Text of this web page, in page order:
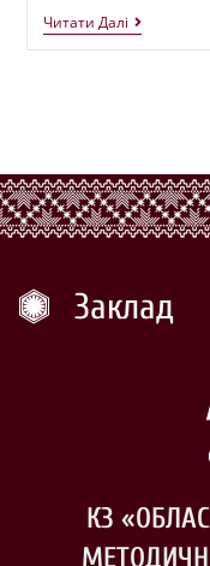
Читати Далі
Заклад
КЗ